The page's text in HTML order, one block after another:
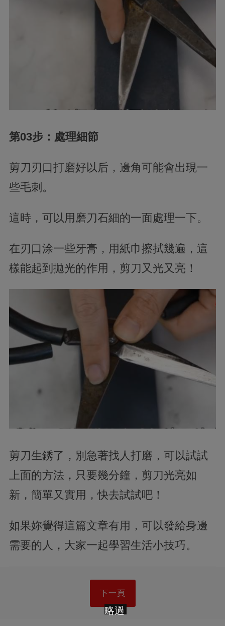
第03步：處理細節
剪刀刃口打磨好以后，邊角可能會出現一
些毛刺。
這時，可以用磨刀石細的一面處理一下。
在刃口涂一些牙膏，用紙巾擦拭幾遍，這
樣能起到拋光的作用，剪刀又光又亮！
剪刀生銹了，別急著找人打磨，可以試試
上面的方法，只要幾分鐘，剪刀光亮如
新，簡單又實用，快去試試吧！
如果妳覺得這篇文章有用，可以發給身邊
需要的人，大家一起學習生活小技巧。
下一頁
略過